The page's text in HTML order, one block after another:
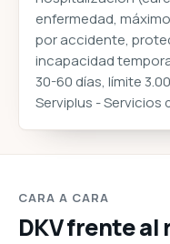
enfermedad,
por accidente,
incapacidad
30-60 días, límite
Serviplus - Servicios
CARA A CARA
DKV frente